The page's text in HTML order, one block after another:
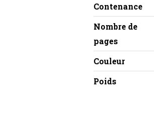
Contenance
Nombre de
pages
Couleur
Poids